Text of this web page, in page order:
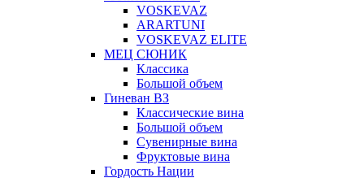
VOSKEVAZ
ARARTUNI
VOSKEVAZ ELITE
МЕЦ СЮНИК
Классика
Большой объем
Гиневан ВЗ
Классические вина
Большой объем
Сувенирные вина
Фруктовые вина
Гордость Нации